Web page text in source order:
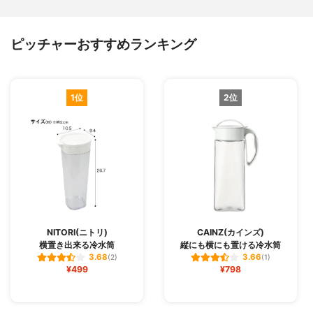
ピッチャーおすすめランキング
1位
NITORI(ニトリ)
横置き出来る冷水筒
3.68(2)
¥499
2位
CAINZ(カインズ)
縦にも横にも置ける冷水筒
3.66(1)
¥798